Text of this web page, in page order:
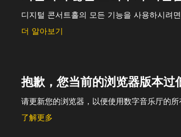
디지털 콘서트홀의 모든 기능을 사용하시려
더 알아보기
抱歉，您当前的浏览器版本过
请更新您的浏览器，以便使用数字音乐厅的所
了解更多